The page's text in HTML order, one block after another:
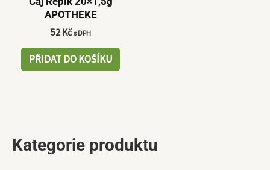
Kategorie produktu
APOTHEKE
52 Kč s DPH
PŘIDAT DO KOŠÍKU